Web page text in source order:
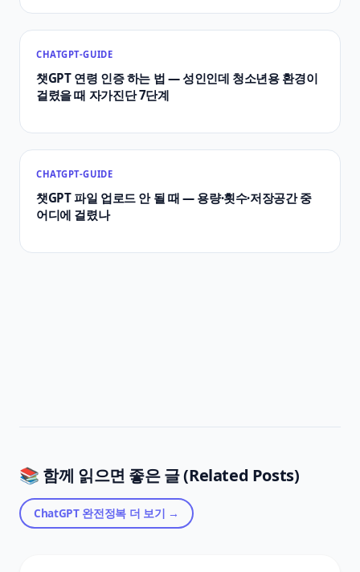
CHATGPT-GUIDE
챗GPT 연령 인증 하는 법 — 성인인데 청소년용 환경이
걸렸을 때 자가진단 7단계
CHATGPT-GUIDE
챗GPT 파일 업로드 안 될 때 — 용량·횟수·저장공간 중
어디에 걸렸나
📚 함께 읽으면 좋은 글 (Related Posts)
ChatGPT 완전정복 더 보기 →